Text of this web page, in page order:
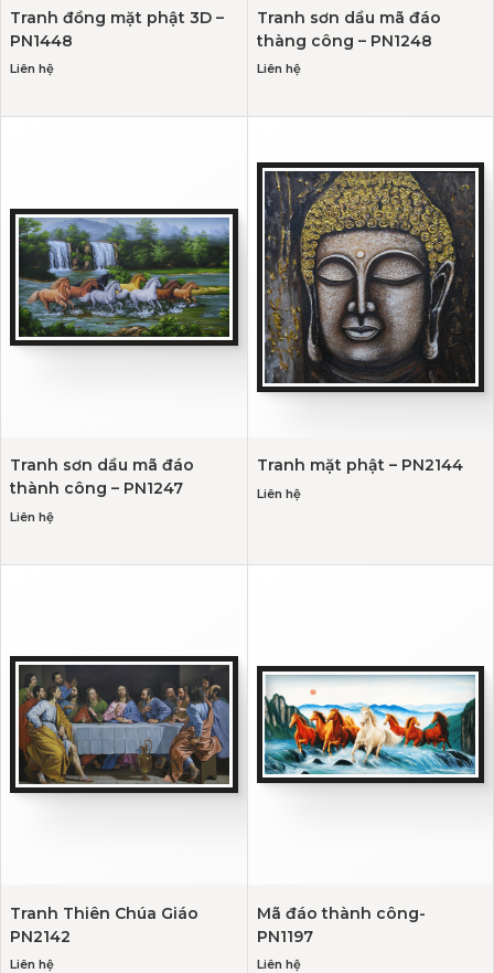
Tranh đồng mặt phật 3D –
PN1448
Liên hệ
Tranh sơn dầu mã đáo
thàng công – PN1248
Liên hệ
Tranh sơn dầu mã đáo
thành công – PN1247
Liên hệ
Tranh mặt phật – PN2144
Liên hệ
Tranh Thiên Chúa Giáo
PN2142
Liên hệ
Mã đáo thành công-
PN1197
Liên hệ